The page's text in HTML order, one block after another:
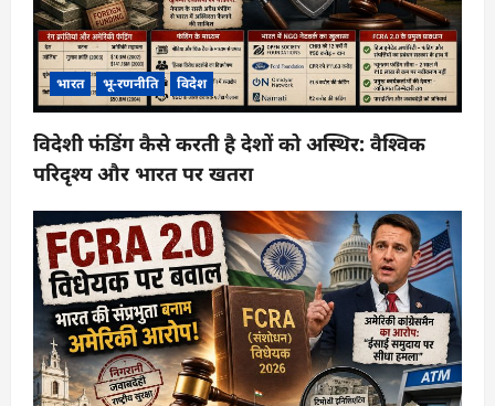
भारत भू-रणनीति विदेश
विदेशी फंडिंग कैसे करती है देशों को अस्थिर: वैश्विक
परिदृश्य और भारत पर खतरा